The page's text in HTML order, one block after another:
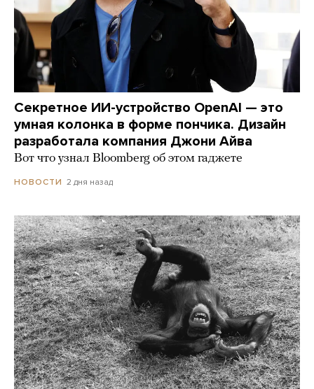
Секретное ИИ-устройство OpenAI — это
умная колонка в форме пончика. Дизайн
разработала компания Джони Айва
Вот что узнал Bloomberg об этом гаджете
НОВОСТИ 2 дня назад